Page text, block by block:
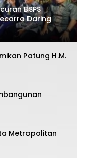
BSPS
Daring
Patung H.M.
Metropolitan